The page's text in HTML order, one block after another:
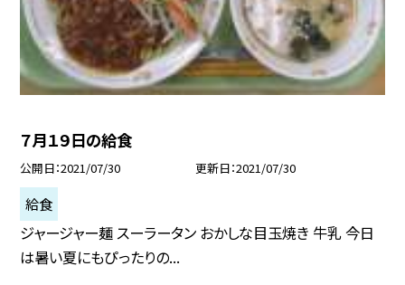
７月１９日の給食
公開日 2021/07/30 更新日 2021/07/30
給食
ジャージャー麺 スーラータン おかしな目玉焼き 牛乳 今日
は暑い夏にもぴったりの...